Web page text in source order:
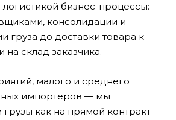
бизнес-процессы:
консолидации и
груза до доставки товара к
склад заказчика.
малого и среднего
импортёров — мы
как на прямой контракт